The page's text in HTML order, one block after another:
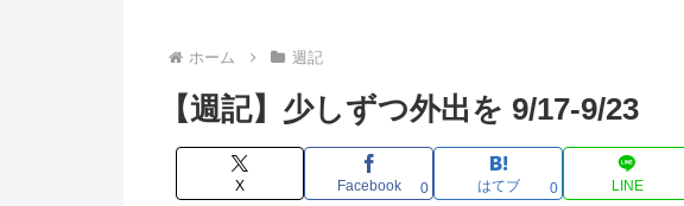
ホーム 週記
【週記】少しずつ外出を 9/17-9/23
X Facebook 0 はてブ 0 LINE